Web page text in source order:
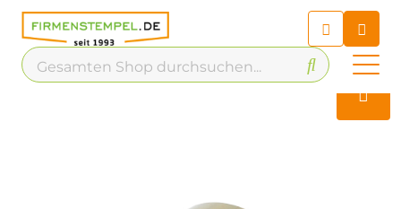
Chatbot
Chatten Sie 24/7 mit unserem
hilfreichen Chatbot
Kontakt